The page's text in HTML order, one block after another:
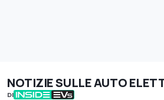
NOTIZIE SULLE AUTO
DI